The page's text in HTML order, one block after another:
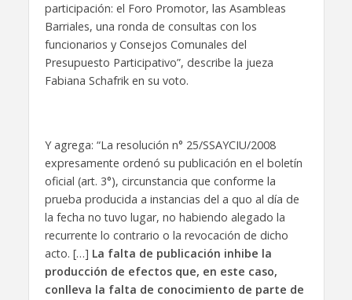
participación: el Foro Promotor, las Asambleas
Barriales, una ronda de consultas con los
funcionarios y Consejos Comunales del
Presupuesto Participativo”, describe la jueza
Fabiana Schafrik en su voto.
Y agrega: “La resolución n° 25/SSAYCIU/2008
expresamente ordenó su publicación en el boletín
oficial (art. 3°), circunstancia que conforme la
prueba producida a instancias del a quo al día de
la fecha no tuvo lugar, no habiendo alegado la
recurrente lo contrario o la revocación de dicho
acto. […] La falta de publicación inhibe la
producción de efectos que, en este caso,
conlleva la falta de conocimiento de parte de